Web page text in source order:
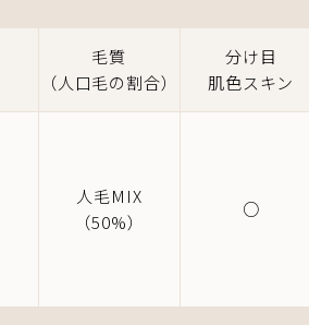
毛質
（人口毛の割合）
人毛MIX
（50%）
分け目
肌色スキン
○